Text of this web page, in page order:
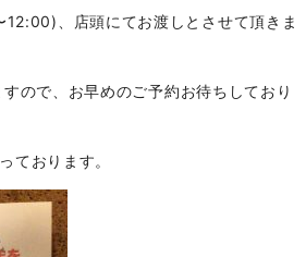
、店頭にてお渡しとさせて頂きま
ので、お早めのご予約お待ちしており
ております。